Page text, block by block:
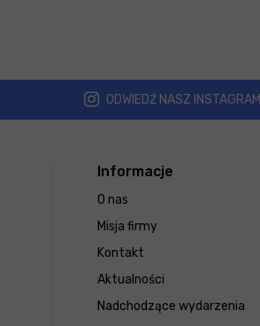
ODWIEDŹ NASZ INSTAGRAM
Informacje
O nas
Misja firmy
Kontakt
Aktualności
Nadchodzące wydarzenia